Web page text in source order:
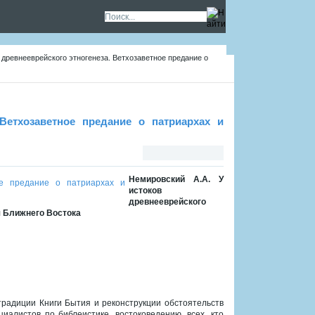
этногенеза. Ветхозаветное предание о
предание о патриархах и
Немировский А.А. У
истоков
древнееврейского
Ближнего Востока
Книги Бытия и реконструкции обстоятельств